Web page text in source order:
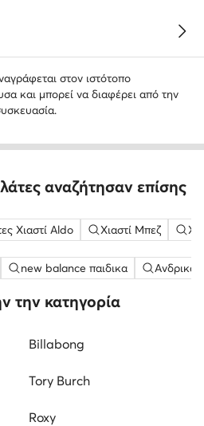
στον ιστότοπο
και μπορεί να διαφέρει από την
αναζήτησαν επίσης
Χιαστί Aldo Χιαστί Μπεζ
new balance παιδικα Ανδρικά
την κατηγορία
Billabong
Tory Burch
Roxy